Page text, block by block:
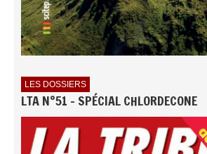
LES DOSSIERS
LTA N°51 - SPÉCIAL CHLORDECONE